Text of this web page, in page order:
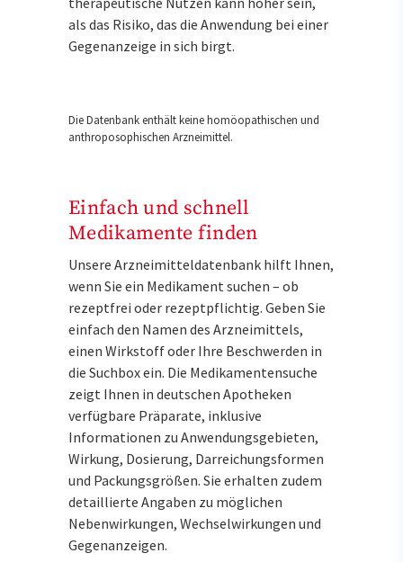
als das Risiko, das die Anwendung bei einer
Gegenanzeige in sich birgt.
Die Datenbank enthält keine homöopathischen und
anthroposophischen Arzneimittel.
Einfach und schnell
Medikamente finden
Unsere Arzneimitteldatenbank hilft Ihnen,
wenn Sie ein Medikament suchen – ob
rezeptfrei oder rezeptpflichtig. Geben Sie
einfach den Namen des Arzneimittels,
einen Wirkstoff oder Ihre Beschwerden in
die Suchbox ein. Die Medikamentensuche
zeigt Ihnen in deutschen Apotheken
verfügbare Präparate, inklusive
Informationen zu Anwendungsgebieten,
Wirkung, Dosierung, Darreichungsformen
und Packungsgrößen. Sie erhalten zudem
detaillierte Angaben zu möglichen
Nebenwirkungen, Wechselwirkungen und
Gegenanzeigen.